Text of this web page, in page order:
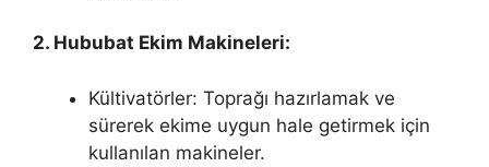
2. Hububat Ekim Makineleri:
Kültivatörler: Toprağı hazırlamak ve
sürerek ekime uygun hale getirmek için
kullanılan makineler.